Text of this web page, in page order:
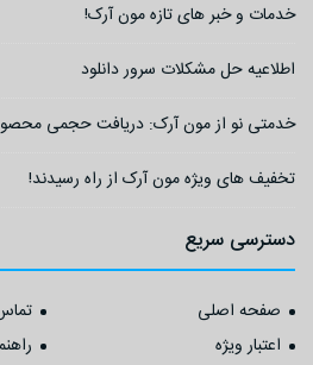
خدمات و خبر های تازه مون آرک!
اطلاعیه حل مشکلات سرور دانلود
خدمتی نو از مون آرک: دریافت حجمی
تخفیف های ویژه مون آرک از راه رسیدند!
دسترسی سریع
صفحه اصلی
اعتبار ویژه